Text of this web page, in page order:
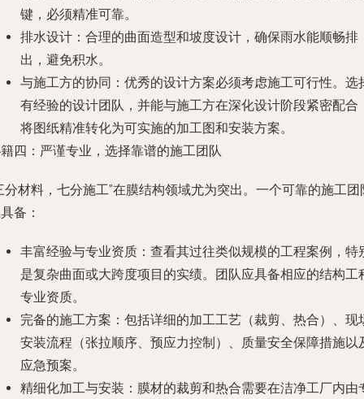
键，必须精准可靠。
排水设计 ：合理的曲面造型和坡度设计，确保雨水能顺畅排
出，避免积水。
与施工方的协同 ：优秀的设计方案必须考虑施工可行性。选
有经验的设计团队，并能与施工方在深化设计阶段紧密配合
将图纸精准转化为可实施的加工图和安装方案。
四：严谨专业，选择靠谱的施工团队
分材料，七分施工”在膜结构领域尤为突出。一个可靠的施工团
备：
丰富经验与专业资质 ：查看其过往类似规模的工程案例，特
是复杂曲面或大跨度项目的实绩。团队应具备相应的结构工
专业资质。
完备的施工方案 ：包括详细的加工工艺（裁剪、热合）、现
安装流程（张拉顺序、预应力控制）、质量安全保障措施以
应急预案。
精细化加工与安装 ：膜材的裁剪和热合需要在洁净工厂内由